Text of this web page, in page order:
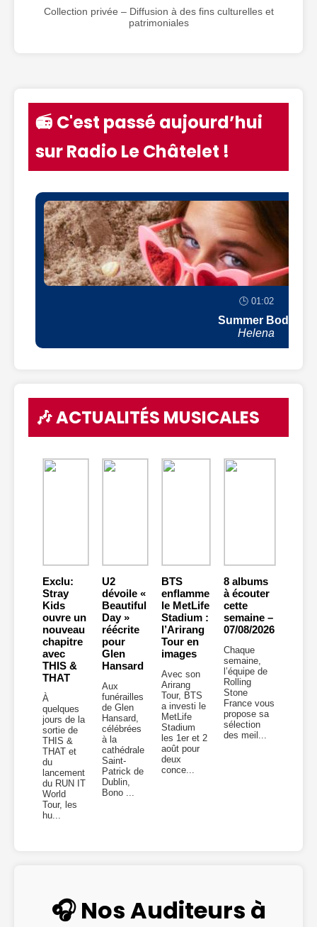
Collection privée – Diffusion à des fins culturelles et
patrimoniales
📻 C'est passé aujourd’hui
sur Radio Le Châtelet !
🕒 01:02
Summer Body
Helena
🎶 ACTUALITÉS MUSICALES
Exclu:
Stray
Kids
ouvre un
nouveau
chapitre
avec
THIS &
THAT
À
quelques
jours de la
sortie de
THIS &
THAT et
du
lancement
du RUN IT
World
Tour, les
hu...
U2
dévoile «
Beautiful
Day »
réécrite
pour
Glen
Hansard
Aux
funérailles
de Glen
Hansard,
célébrées
à la
cathédrale
Saint-
Patrick de
Dublin,
Bono ...
BTS
enflamme
le MetLife
Stadium :
l’Arirang
Tour en
images
Avec son
Arirang
Tour, BTS
a investi le
MetLife
Stadium
les 1er et 2
août pour
deux
conce...
8 albums
à écouter
cette
semaine –
07/08/2026
Chaque
semaine,
l’équipe de
Rolling
Stone
France vous
propose sa
sélection
des meil...
🎧 Nos Auditeurs à